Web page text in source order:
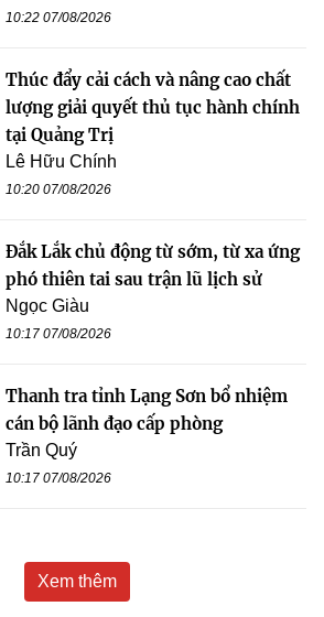
10:22 07/08/2026
Thúc đẩy cải cách và nâng cao chất
lượng giải quyết thủ tục hành chính
tại Quảng Trị
Lê Hữu Chính
10:20 07/08/2026
Đắk Lắk chủ động từ sớm, từ xa ứng
phó thiên tai sau trận lũ lịch sử
Ngọc Giàu
10:17 07/08/2026
Thanh tra tỉnh Lạng Sơn bổ nhiệm
cán bộ lãnh đạo cấp phòng
Trần Quý
10:17 07/08/2026
Xem thêm